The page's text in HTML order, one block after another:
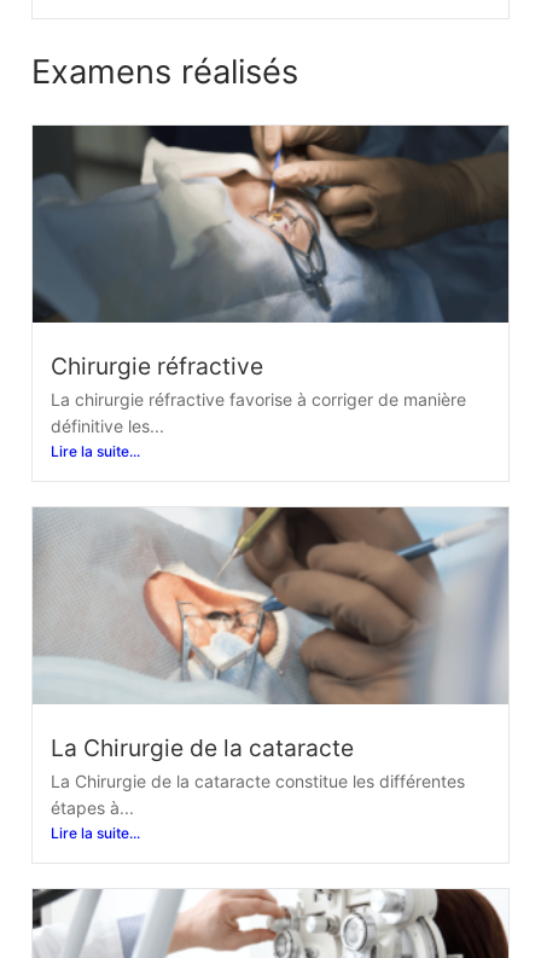
Examens réalisés
Chirurgie réfractive
La chirurgie réfractive favorise à corriger de manière
définitive les...
Lire la suite...
La Chirurgie de la cataracte
La Chirurgie de la cataracte constitue les différentes
étapes à...
Lire la suite...